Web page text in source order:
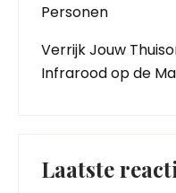
Personen
Verrijk Jouw
Infrarood op de
Laatste